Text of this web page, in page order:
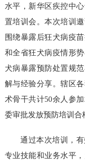
水平，新华区疾控中
置培训会。本次培训
围绕暴露后狂犬病疫
和全省狂犬病疫情形
犬病暴露预防处置规
解与经验分享。辖区
术骨干共计50余人参
委审批发放预防培训合
通过本次培训，
专业技能和业务水平